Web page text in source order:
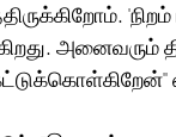
அனைவரும்